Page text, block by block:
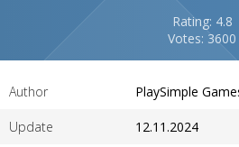
Rating: 4.8
Votes: 3600
Author PlaySimple
Update 12.11.2024